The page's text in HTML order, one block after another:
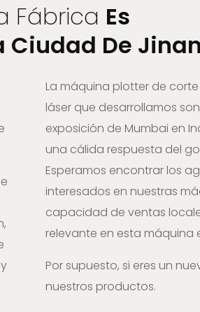
Fábrica Es
Ciudad De
La máquina plotter de
láser que desarrollamos
exposición de Mumbai en
una cálida respuesta del
Esperamos encontrar los
interesados ​​en nuestras
capacidad de ventas
relevante en esta máquina
Por supuesto, si eres un
nuestros productos.